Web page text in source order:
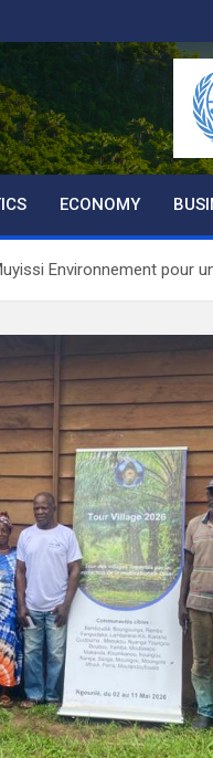
ECONOMY
Environnement pour